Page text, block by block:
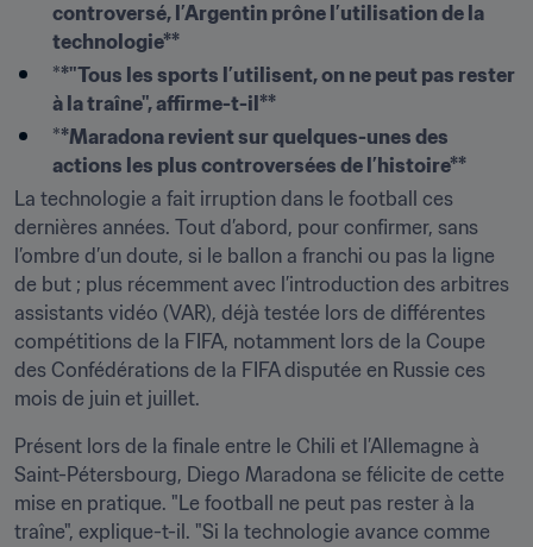
controversé, l’Argentin prône l’utilisation de la
technologie**
**"Tous les sports l’utilisent, on ne peut pas rester
à la traîne", affirme-t-il**
**Maradona revient sur quelques-unes des
actions les plus controversées de l’histoire**
La technologie a fait irruption dans le football ces
dernières années. Tout d’abord, pour confirmer, sans
l’ombre d’un doute, si le ballon a franchi ou pas la ligne
de but ; plus récemment avec l’introduction des arbitres
assistants vidéo (VAR), déjà testée lors de différentes
compétitions de la FIFA, notamment lors de la Coupe
des Confédérations de la FIFA disputée en Russie ces
mois de juin et juillet.
Présent lors de la finale entre le Chili et l’Allemagne à
Saint-Pétersbourg, Diego Maradona se félicite de cette
mise en pratique. "Le football ne peut pas rester à la
traîne", explique-t-il. "Si la technologie avance comme